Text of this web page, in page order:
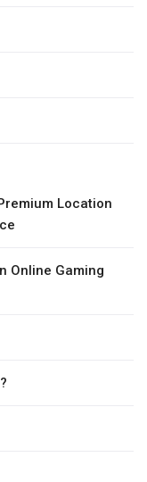
Location
Online Gaming